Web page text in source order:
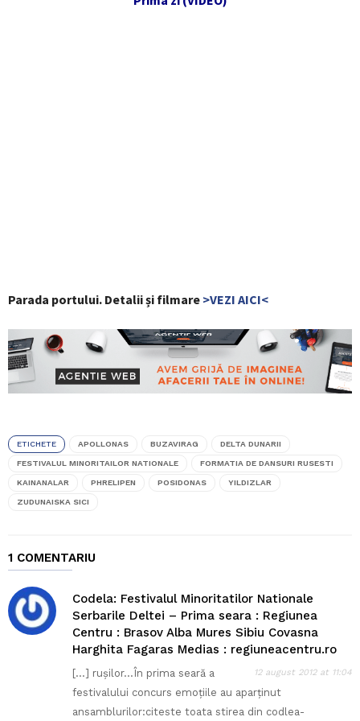
Parada portului. Detalii și filmare >VEZI AICI<
ETICHETE APOLLONAS BUZAVIRAG DELTA DUNARII
FESTIVALUL MINORITAILOR NATIONALE FORMATIA DE DANSURI RUSESTI
KAINANALAR PHRELIPEN POSIDONAS YILDIZLAR
ZUDUNAISKA SICI
1 COMENTARIU
Codela: Festivalul Minoritatilor Nationale
Serbarile Deltei – Prima seara : Regiunea
Centru : Brasov Alba Mures Sibiu Covasna
Harghita Fagaras Medias : regiuneacentru.ro
12 august 2012 at 11:04
[…] rușilor…În prima seară a
festivalului concurs emoțiile au aparținut
ansamblurilor:citeste toata stirea din codlea-